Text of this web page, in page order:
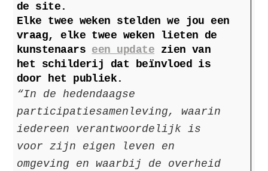
de site.
Elke twee weken stelden we jou een
vraag, elke twee weken lieten de
kunstenaars een update zien van
het schilderij dat beïnvloed is
door het publiek.
“In de hedendaagse
participatiesamenleving, waarin
iedereen verantwoordelijk is
voor zijn eigen leven en
omgeving en waarbij de overheid